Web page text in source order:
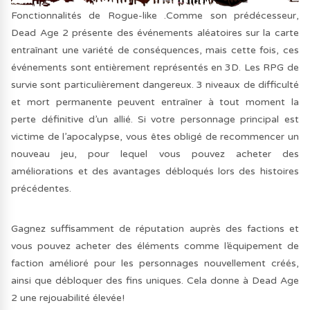
Fonctionnalités de Rogue-like .Comme son prédécesseur,
Dead Age 2 présente des événements aléatoires sur la carte
entraînant une variété de conséquences, mais cette fois, ces
événements sont entièrement représentés en 3D. Les RPG de
survie sont particulièrement dangereux. 3 niveaux de difficulté
et mort permanente peuvent entraîner à tout moment la
perte définitive d’un allié. Si votre personnage principal est
victime de l’apocalypse, vous êtes obligé de recommencer un
nouveau jeu, pour lequel vous pouvez acheter des
améliorations et des avantages débloqués lors des histoires
précédentes.
Gagnez suffisamment de réputation auprès des factions et
vous pouvez acheter des éléments comme l’équipement de
faction amélioré pour les personnages nouvellement créés,
ainsi que débloquer des fins uniques. Cela donne à Dead Age
2 une rejouabilité élevée!